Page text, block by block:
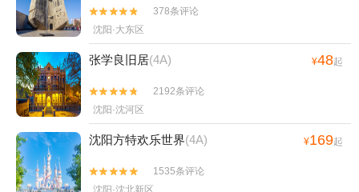


378条评论
沈阳·大东区
张学良旧居(4A) ¥48起


2192条评论
沈阳·沈河区
沈阳方特欢乐世界(4A) ¥169起


1535条评论